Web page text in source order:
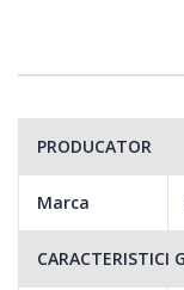
tehnologia
PRODUCATOR
Marca
CARACTERISTICI